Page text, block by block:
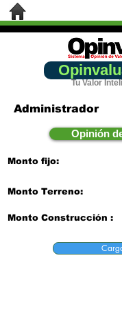
Tu Valor
Administrador
Opinión
Monto fijo:
Monto Terreno:
Monto Construcción :